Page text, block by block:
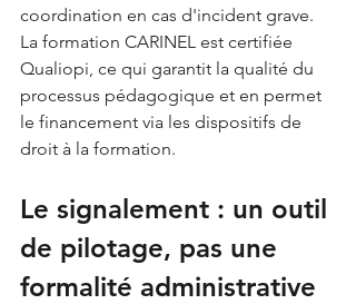
coordination en cas d'incident grave.
La formation CARINEL est certifiée
Qualiopi, ce qui garantit la qualité du
processus pédagogique et en permet
le financement via les dispositifs de
droit à la formation.
Le signalement : un outil
de pilotage, pas une
formalité administrative